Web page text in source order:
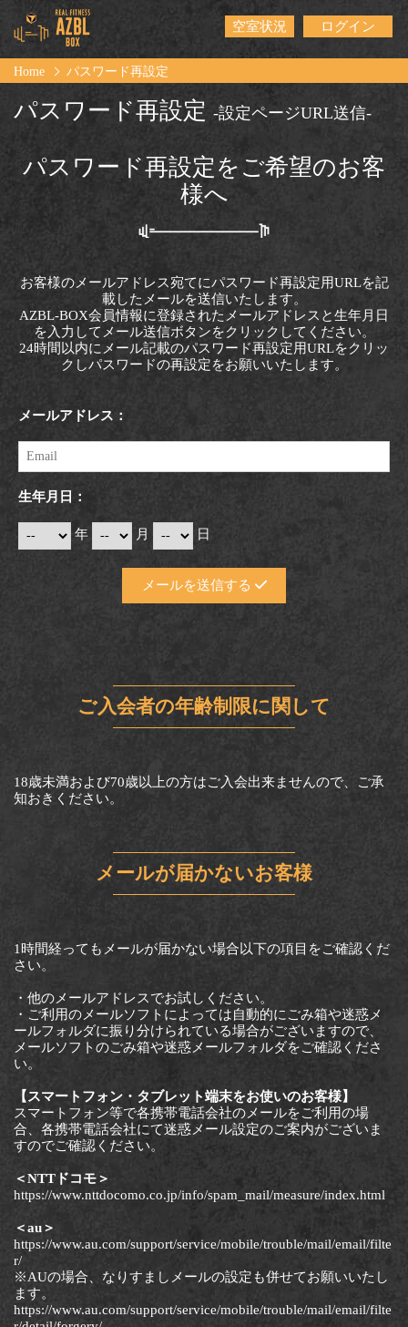
空室状況 ログイン
Home パスワード再設定
パスワード再設定 -設定ページURL送信-
パスワード再設定をご希望のお客
様へ
お客様のメールアドレス宛てにパスワード再設定用URLを記
載したメールを送信いたします。
AZBL-BOX会員情報に登録されたメールアドレスと生年月日
を入力してメール送信ボタンをクリックしてください。
24時間以内にメール記載のパスワード再設定用URLをクリッ
クしパスワードの再設定をお願いいたします。
メールアドレス：
生年月日：
年 月 日
メールを送信する
ご入会者の年齢制限に関して
18歳未満および70歳以上の方はご入会出来ませんので、ご承
知おきください。
メールが届かないお客様
1時間経ってもメールが届かない場合以下の項目をご確認くだ
さい。
・他のメールアドレスでお試しください。
・ご利用のメールソフトによっては自動的にごみ箱や迷惑メ
ールフォルダに振り分けられている場合がございますので、
メールソフトのごみ箱や迷惑メールフォルダをご確認くださ
い。
【スマートフォン・タブレット端末をお使いのお客様】
スマートフォン等で各携帯電話会社のメールをご利用の場
合、各携帯電話会社にて迷惑メール設定のご案内がございま
すのでご確認ください。
＜NTTドコモ＞
https://www.nttdocomo.co.jp/info/spam_mail/measure/index.html
＜au＞
https://www.au.com/support/service/mobile/trouble/mail/email/filte
r/
※AUの場合、なりすましメールの設定も併せてお願いいたし
ます。
https://www.au.com/support/service/mobile/trouble/mail/email/filte